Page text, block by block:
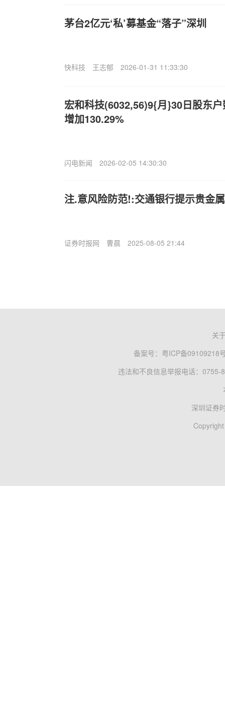
茅台2亿元‘私’募基金“落子”深圳
快科技 王志郁 2026-01-31 11:33:30
宏和科技(6032,56)9{月}30日股东
增加130.29%
闪电新闻 2026-02-05 14:30:30
注.意风险防范!:交通银行提示贵金
证券时报网 曹晨 2025-08-05 21:44
关
备案号： 粤ICP备09109218
违法和不良信息举报电话：0755-
深圳证券